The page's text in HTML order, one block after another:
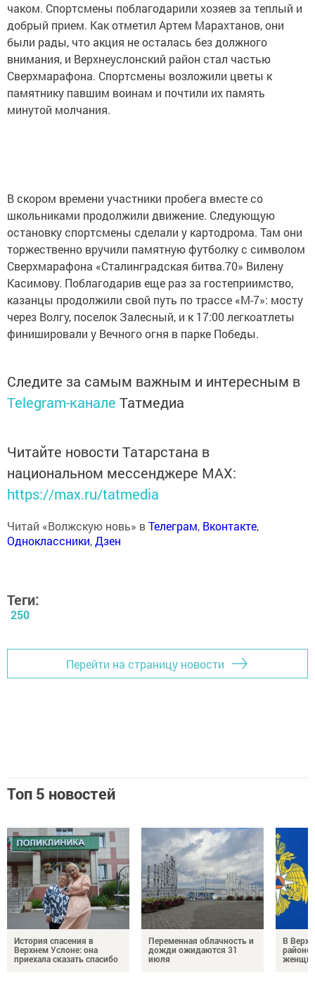
чаком. Спортсмены поблагодарили хозяев за теплый и
добрый прием. Как отметил Артем Марахтанов, они
были рады, что акция не осталась без должного
внимания, и Верхнеуслонский район стал частью
Сверхмарафона. Спортсмены возложили цветы к
памятнику павшим воинам и почтили их память
минутой молчания.
В скором времени участники пробега вместе со
школьниками продолжили движение. Следующую
остановку спортсмены сделали у картодрома. Там они
торжественно вручили памятную футболку с символом
Сверхмарафона «Сталинградская битва.70» Вилену
Касимову. Поблагодарив еще раз за гостеприимство,
казанцы продолжили свой путь по трассе «М-7»: мосту
через Волгу, поселок Залесный, и к 17:00 легкоатлеты
финишировали у Вечного огня в парке Победы.
Следите за самым важным и интересным в
Telegram-канале Татмедиа
Читайте новости Татарстана в
национальном мессенджере MАХ:
https://max.ru/tatmedia
Читай «Волжскую новь» вТелеграм, Вконтакте,
Одноклассники,Дзен
Теги:
250
Перейти на страницу новости
Топ 5 новостей
История спасения в
Верхнем Услоне: она
приехала сказать спасибо
Переменная облачность и
дожди ожидаются 31
июля
В
районе